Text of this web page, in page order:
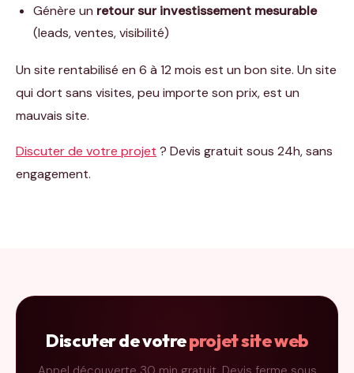
Génère un retour sur investissement mesurable
(leads, ventes, visibilité)
Un site rentabilisé en 6 à 12 mois est un bon site. Un site
qui dort sans visites, peu importe son prix, est un
mauvais site.
Discuter de votre projet ? Devis gratuit sous 24h, sans
engagement.
Discuter de votreprojet site web